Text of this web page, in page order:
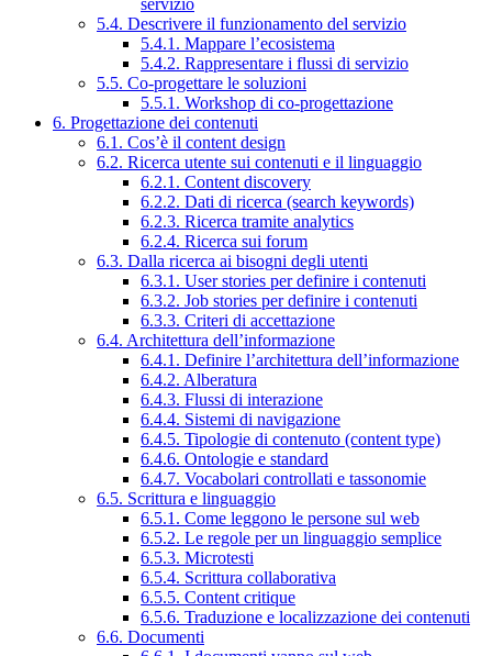
servizio
5.4. Descrivere il funzionamento del servizio
5.4.1. Mappare l’ecosistema
5.4.2. Rappresentare i flussi di servizio
5.5. Co-progettare le soluzioni
5.5.1. Workshop di co-progettazione
6. Progettazione dei contenuti
6.1. Cos’è il content design
6.2. Ricerca utente sui contenuti e il linguaggio
6.2.1. Content discovery
6.2.2. Dati di ricerca (search keywords)
6.2.3. Ricerca tramite analytics
6.2.4. Ricerca sui forum
6.3. Dalla ricerca ai bisogni degli utenti
6.3.1. User stories per definire i contenuti
6.3.2. Job stories per definire i contenuti
6.3.3. Criteri di accettazione
6.4. Architettura dell’informazione
6.4.1. Definire l’architettura dell’informazione
6.4.2. Alberatura
6.4.3. Flussi di interazione
6.4.4. Sistemi di navigazione
6.4.5. Tipologie di contenuto (content type)
6.4.6. Ontologie e standard
6.4.7. Vocabolari controllati e tassonomie
6.5. Scrittura e linguaggio
6.5.1. Come leggono le persone sul web
6.5.2. Le regole per un linguaggio semplice
6.5.3. Microtesti
6.5.4. Scrittura collaborativa
6.5.5. Content critique
6.5.6. Traduzione e localizzazione dei contenuti
6.6. Documenti